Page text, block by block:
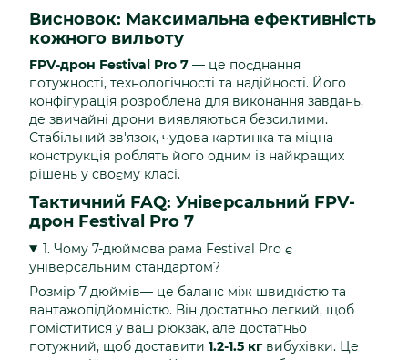
Висновок: Максимальна ефективність
кожного вильоту
FPV-дрон Festival Pro 7 — це поєднання
потужності, технологічності та надійності. Його
конфігурація розроблена для виконання завдань,
де звичайні дрони виявляються безсилими.
Стабільний зв'язок, чудова картинка та міцна
конструкція роблять його одним із найкращих
рішень у своєму класі.
Тактичний FAQ: Універсальний FPV-
дрон Festival Pro 7
1. Чому 7-дюймова рама Festival Pro є
універсальним стандартом?
Розмір 7 дюймів— це баланс між швидкістю та
вантажопідйомністю. Він достатньо легкий, щоб
поміститися у ваш рюкзак, але достатньо
потужний, щоб доставити 1.2-1.5 кг вибухівки. Це